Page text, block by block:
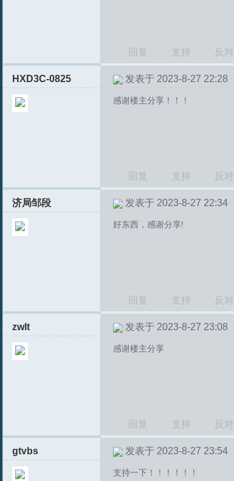
回复 支持 反对
HXD3C-0825 发表于 2023-8-27 22:28
感谢楼主分享！！！
回复 支持 反对
济局邹段 发表于 2023-8-27 22:34
好东西，感谢分享!
回复 支持 反对
zwlt 发表于 2023-8-27 23:08
感谢楼主分享
回复 支持 反对
gtvbs 发表于 2023-8-27 23:54
支持一下！！！！！！